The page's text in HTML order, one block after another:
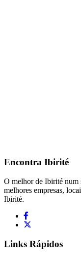
Encontra Ibirité
O melhor de Ibirité num
melhores empresas,
Ibirité.
Links Rápidos